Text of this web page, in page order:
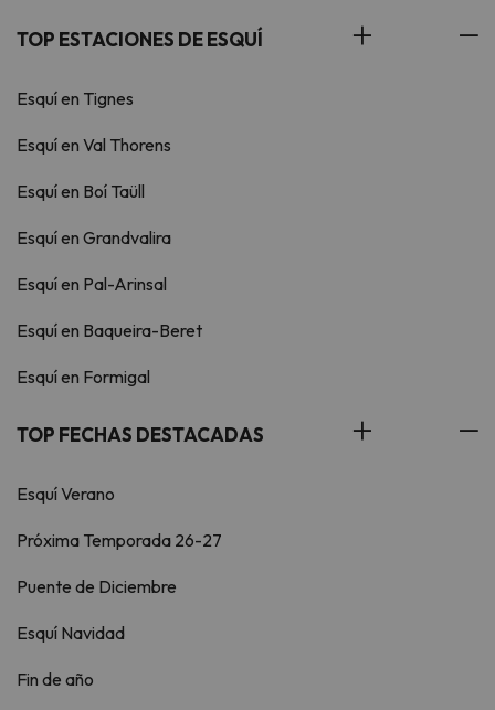
TOP ESTACIONES DE ESQUÍ
Esquí en Tignes
Esquí en Val Thorens
Esquí en Boí Taüll
Esquí en Grandvalira
Esquí en Pal-Arinsal
Esquí en Baqueira-Beret
Esquí en Formigal
TOP FECHAS DESTACADAS
Esquí Verano
Próxima Temporada 26-27
Puente de Diciembre
Esquí Navidad
Fin de año